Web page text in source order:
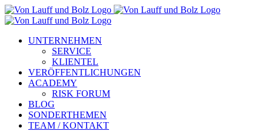
Zum
Inhalt
UNTERNEHMEN
SERVICE
KLIENTEL
VERÖFFENTLICHUNGEN
ACADEMY
RISK FORUM
BLOG
SONDERTHEMEN
TEAM / KONTAKT